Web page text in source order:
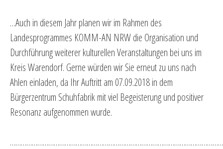
…Auch in diesem Jahr planen wir im Rahmen des
Landesprogrammes KOMM-AN NRW die Organisation und
Durchführung weiterer kulturellen Veranstaltungen bei uns im
Kreis Warendorf. Gerne würden wir Sie erneut zu uns nach
Ahlen einladen, da Ihr Auftritt am 07.09.2018 in dem
Bürgerzentrum Schuhfabrik mit viel Begeisterung und positiver
Resonanz aufgenommen wurde.